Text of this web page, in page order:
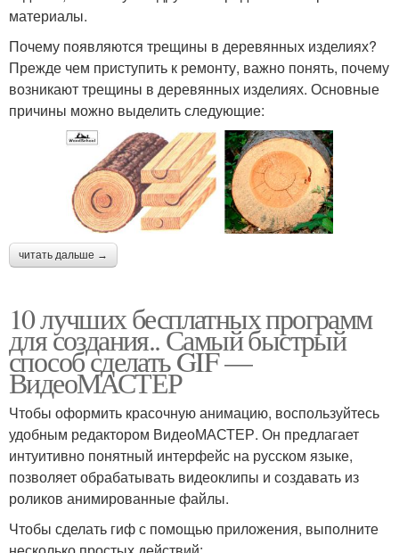
материалы.
Почему появляются трещины в деревянных изделиях?
Прежде чем приступить к ремонту, важно понять, почему
возникают трещины в деревянных изделиях. Основные
причины можно выделить следующие:
читать дальше →
10 лучших бесплатных программ
для создания.. Самый быстрый
способ сделать GIF —
ВидеоМАСТЕР
Чтобы оформить красочную анимацию, воспользуйтесь
удобным редактором ВидеоМАСТЕР. Он предлагает
интуитивно понятный интерфейс на русском языке,
позволяет обрабатывать видеоклипы и создавать из
роликов анимированные файлы.
Чтобы сделать гиф с помощью приложения, выполните